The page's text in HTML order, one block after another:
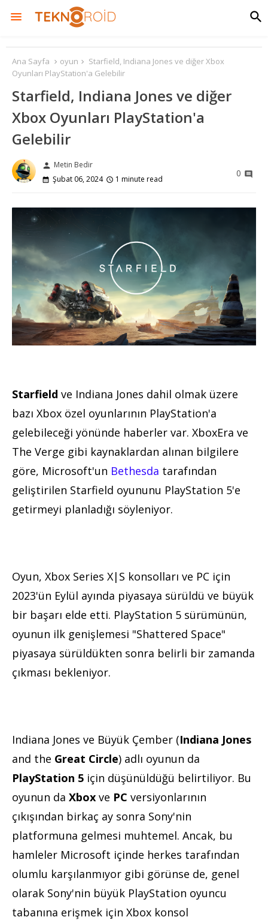
Ana Sayfa oyun
Starfield, Indiana Jones ve diğer Xbox
Oyunları PlayStation'a Gelebilir
Starfield, Indiana Jones ve diğer
Xbox Oyunları PlayStation'a
Gelebilir
person Metin Bedir
Şubat 06, 2024
1 minute read
0
Starfield ve Indiana Jones dahil olmak üzere
bazı Xbox özel oyunlarının PlayStation'a
gelebileceği yönünde haberler var. XboxEra ve
The Verge gibi kaynaklardan alınan bilgilere
göre, Microsoft'un Bethesda tarafından
geliştirilen Starfield oyununu PlayStation 5'e
getirmeyi planladığı söyleniyor.
Oyun, Xbox Series X|S konsolları ve PC için
2023'ün Eylül ayında piyasaya sürüldü ve büyük
bir başarı elde etti. PlayStation 5 sürümünün,
oyunun ilk genişlemesi "Shattered Space"
piyasaya sürüldükten sonra belirli bir zamanda
çıkması bekleniyor.
Indiana Jones ve Büyük Çember (Indiana Jones
and the Great Circle) adlı oyunun da
PlayStation 5 için düşünüldüğü belirtiliyor. Bu
oyunun da Xbox ve PC versiyonlarının
çıkışından birkaç ay sonra Sony'nin
platformuna gelmesi muhtemel. Ancak, bu
hamleler Microsoft içinde herkes tarafından
olumlu karşılanmıyor gibi görünse de, genel
olarak Sony'nin büyük PlayStation oyuncu
tabanına erişmek için Xbox konsol